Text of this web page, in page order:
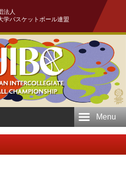
法人
学バスケットボール連盟
Menu